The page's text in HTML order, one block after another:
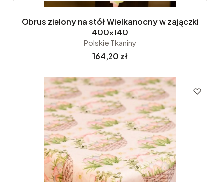
Obrus zielony na stół Wielkanocny w zajączki
400x140
Polskie Tkaniny
Cena
164,20 zł